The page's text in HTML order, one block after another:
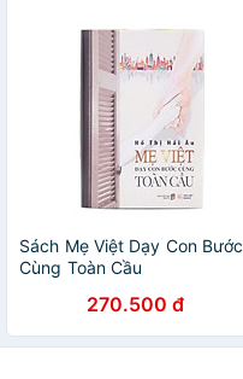
Sách Mẹ Việt Dạy Con Bước
Cùng Toàn Cầu
270.500 đ